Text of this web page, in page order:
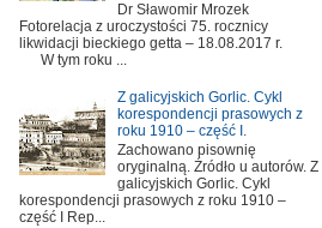
Dr Sławomir Mrozek
Fotorelacja z uroczystości 75. rocznicy
likwidacji bieckiego getta – 18.08.2017 r.
W tym roku ...
Z galicyjskich Gorlic. Cykl
korespondencji prasowych z
roku 1910 – część I.
Zachowano pisownię
oryginalną. Źródło u autorów. Z
galicyjskich Gorlic. Cykl
korespondencji prasowych z roku 1910 –
część I Rep...